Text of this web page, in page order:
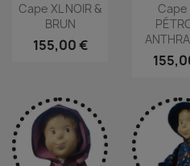
Cape XL NOIR &
BRUN
155,00 €
Cape